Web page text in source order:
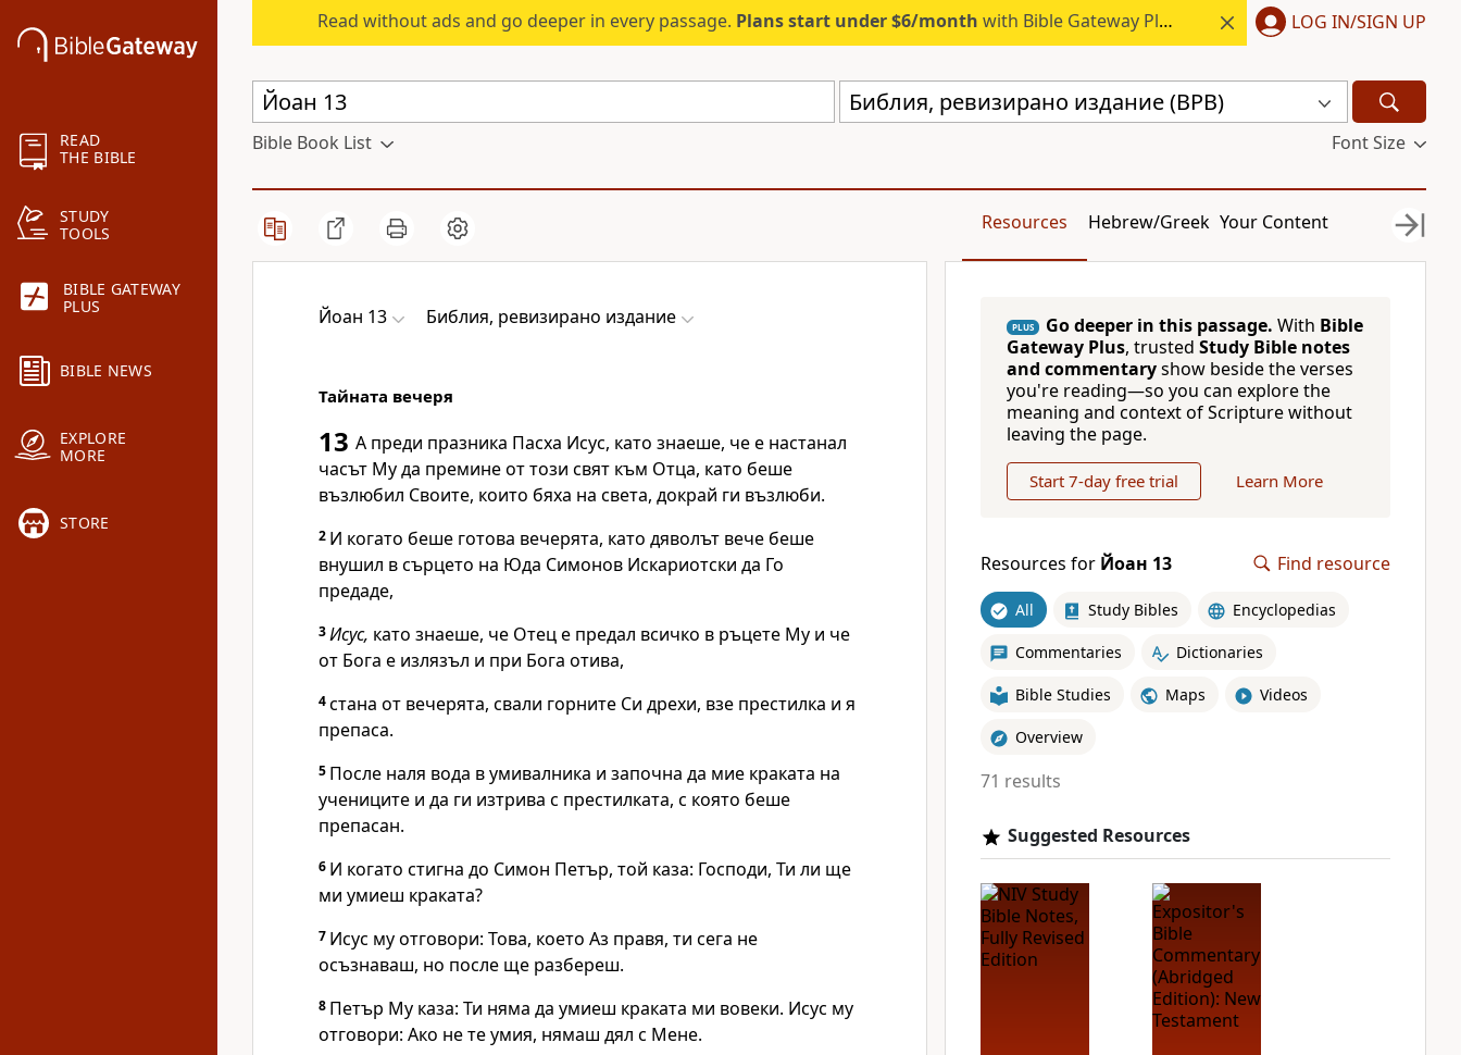
READ
THE BIBLE
STUDY
TOOLS
BIBLE GATEWAY
PLUS
BIBLE NEWS
EXPLORE
MORE
STORE
Read without ads and go deeper in every passage. Plans start under $6/month with Bible Gateway Plus. LOG IN/SIGN UP
Библия, ревизирано издание (BPB)
Bible Book List Font Size
Resources Hebrew/Greek Your Content
Йоан 13 Библия, ревизирано издание
Тайната вечеря
13 А преди празника Пасха Исус, като знаеше, че е настанал
часът Му да премине от този свят към Отца, като беше
възлюбил Своите, които бяха на света, докрай ги възлюби.
2 И когато беше готова вечерята, като дяволът вече беше
внушил в сърцето на Юда Симонов Искариотски да Го
предаде,
3Исус, като знаеше, че Отец е предал всичко в ръцете Му и че
от Бога е излязъл и при Бога отива,
4стана от вечерята, свали горните Си дрехи, взе престилка и я
препаса.
5 После наля вода в умивалника и започна да мие краката на
учениците и да ги изтрива с престилката, с която беше
препасан.
6 И когато стигна до Симон Петър, той каза: Господи, Ти ли ще
ми умиеш краката?
7 Исус му отговори: Това, което Аз правя, ти сега не
осъзнаваш, но после ще разбереш.
8 Петър Му каза: Ти няма да умиеш краката ми вовеки. Исус му
отговори: Ако не те умия, нямаш дял с Мене.
PLUS Go deeper in this passage. With Bible
Gateway Plus, trusted Study Bible notes
and commentaryshow beside the verses
you're reading—so you can explore the
meaning and context of Scripture without
leaving the page.
Start 7-day free trial Learn More
Resources for Йоан 13 Find resource
All Study Bibles Encyclopedias
Commentaries Dictionaries
Bible Studies Maps Videos
Overview
71 results
Suggested Resources